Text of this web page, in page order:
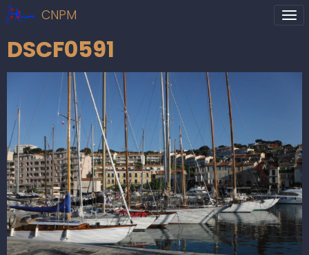
CNPM
DSCF0591